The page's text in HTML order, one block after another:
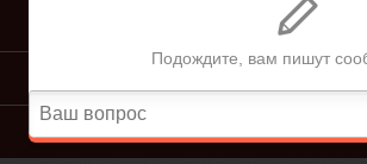
ПОДАЧА ИСКА
КОНСУЛЬТАЦИЯ